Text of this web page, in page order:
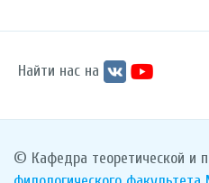
Найти нас на
© Кафедра теоретической и